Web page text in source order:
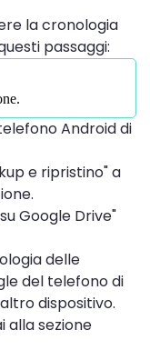
la cronologia
passaggi:
Android di
e ripristino" a
Google Drive"
delle
del telefono di
dispositivo.
alla sezione